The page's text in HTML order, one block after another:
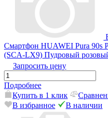
Смартфон HUAWEI Pura 90s
(SCA-LX9) Пудровый
Запросить цену
Подробнее
Купить в 1 клик
В избранное
В наличии